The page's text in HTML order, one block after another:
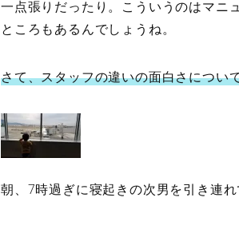
一点張りだったり。こういうのはマニ
ところもあるんでしょうね。
さて、スタッフの違いの面白さについ
朝、7時過ぎに寝起きの次男を引き連れ